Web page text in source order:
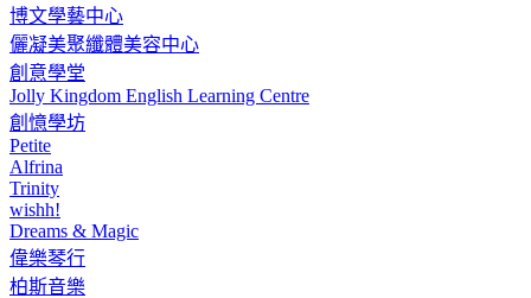
博文學藝中心
儷凝美聚纖體美容中心
創意學堂
Jolly Kingdom English Learning Centre
創憶學坊
Petite
Alfrina
Trinity
wishh!
Dreams & Magic
偉樂琴行
柏斯音樂